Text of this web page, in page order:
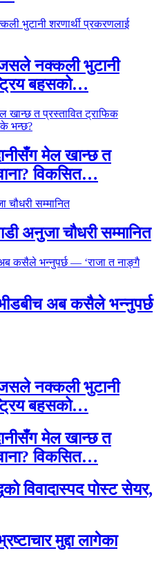
नक्कली भुटानी
बहसको…
मेल खान्छ त
विकसित…
अनुजा चौधरी सम्मानित
अब कसैले भन्नुपर्छ
नक्कली भुटानी
बहसको…
मेल खान्छ त
विकसित…
विवादास्पद पोस्ट सेयर,
मुद्दा लागेका